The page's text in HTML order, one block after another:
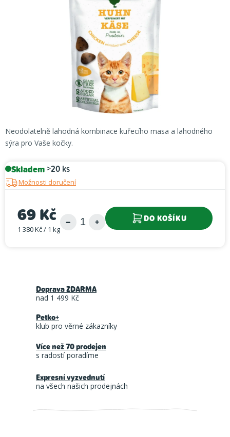
Neodolatelně lahodná kombinace kuřecího masa a lahodného
sýra pro Vaše kočky.
Skladem>20 ks
Možnosti doručení
69 Kč
Měrná cena:
1 380 Kč / 1 kg
DO KOŠÍKU
Doprava ZDARMA
nad 1 499 Kč
Petko+
klub pro věrné zákazníky
Více než 70 prodejen
s radostí poradíme
Expresní vyzvednutí
na všech našich prodejnách